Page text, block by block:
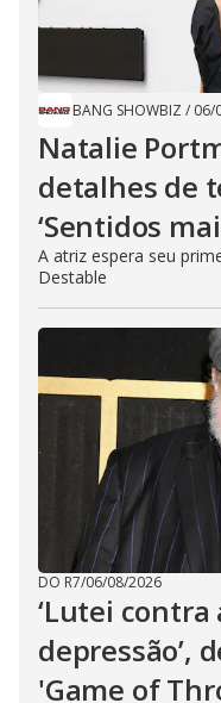
BANG SHOWBIZ / 06/
Natalie
detalhes de
‘Sentidos
A atriz espera seu
Destable
DO R7/06/08/2026
‘Lutei contra
depressão’,
'Game of